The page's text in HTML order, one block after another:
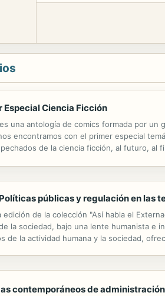
Especial Ciencia Ficción
una antología de comics formada por
encontramos con el primer especial
de la ciencia ficción, al futuro,
públicas y regulación en las
edición de la colección "Así habla el
la sociedad, bajo una lente humanista e
de la actividad humana y la sociedad,
contemporáneos de